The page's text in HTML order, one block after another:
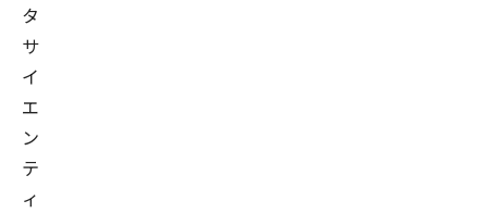
タ
サ
イ
エ
ン
テ
ィ